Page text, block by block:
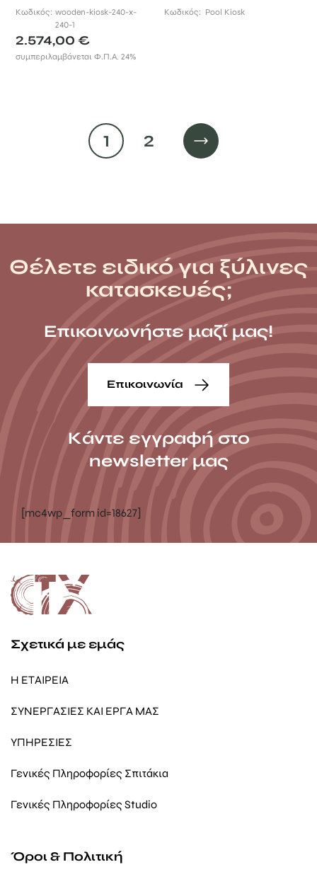
Κωδικός: wooden-kiosk-240-x-
240-1
2.574,00€
συμπεριλαμβάνεται Φ.Π.Α. 24%
Κωδικός: Pool Κiosk
1 2
Θέλετε ειδικό για ξύλινες
κατασκευές;
Επικοινωνήστε μαζί μας!
Επικοινωνία
Κάντε εγγραφή στο
newsletter μας
[mc4wp_form id=18627]
Σχετικά με εμάς
Η ΕΤΑΙΡΕΙΑ
ΣΥΝΕΡΓΑΣΙΕΣ ΚΑΙ ΕΡΓΑ ΜΑΣ
ΥΠΗΡΕΣΙΕΣ
Γενικές Πληροφορίες Σπιτάκια
Γενικές Πληροφορίες Studio
Όροι & Πολιτική